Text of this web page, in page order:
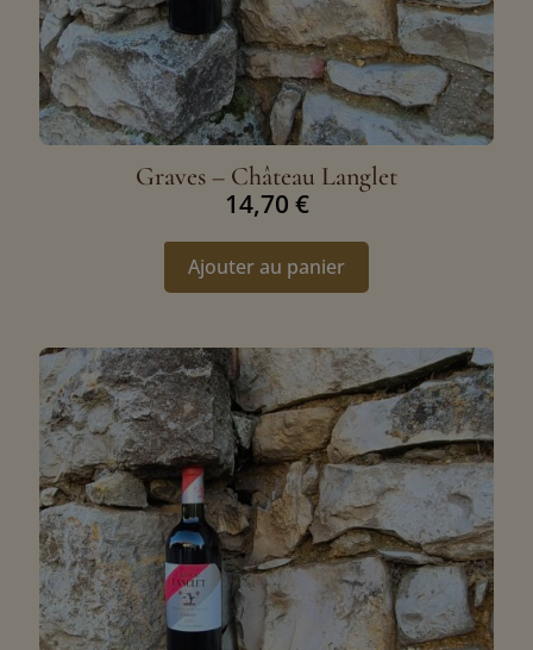
Graves – Château Langlet
14,70 €
Ajouter au panier